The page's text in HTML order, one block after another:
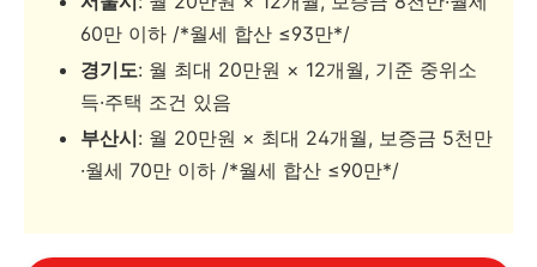
60만 이하 /*월세 합산 ≤93만*/
경기도: 월 최대 20만원 × 12개월, 기준 중위소
득·주택 조건 있음
부산시: 월 20만원 × 최대 24개월, 보증금 5천만
·월세 70만 이하 /*월세 합산 ≤90만*/